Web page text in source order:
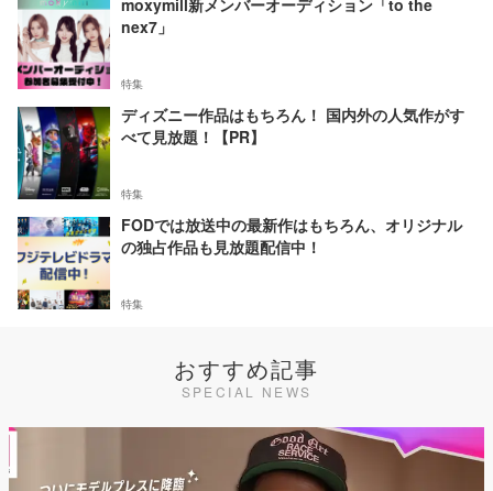
nex7」
特集
ディズニー作品はもちろん！ 国内外の人気作がす
べて見放題！【PR】
特集
FODでは放送中の最新作はもちろん、オリジナル
の独占作品も見放題配信中！
特集
おすすめ記事
SPECIAL NEWS